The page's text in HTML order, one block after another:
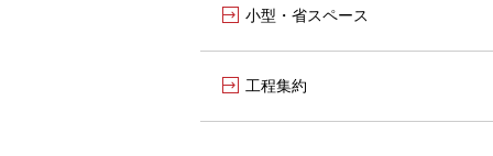
小型・省スペース
工程集約